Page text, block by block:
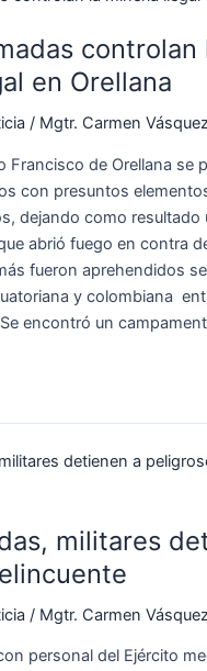
controlan
en Orellana
/ Mgtr. Carmen
Francisco de Orellana se
con presuntos
dejando como resultado
abrió fuego en contra
fueron aprehendidos
y colombiana
encontró un
militares
/ Mgtr. Carmen Vásquez
personal del Ejército